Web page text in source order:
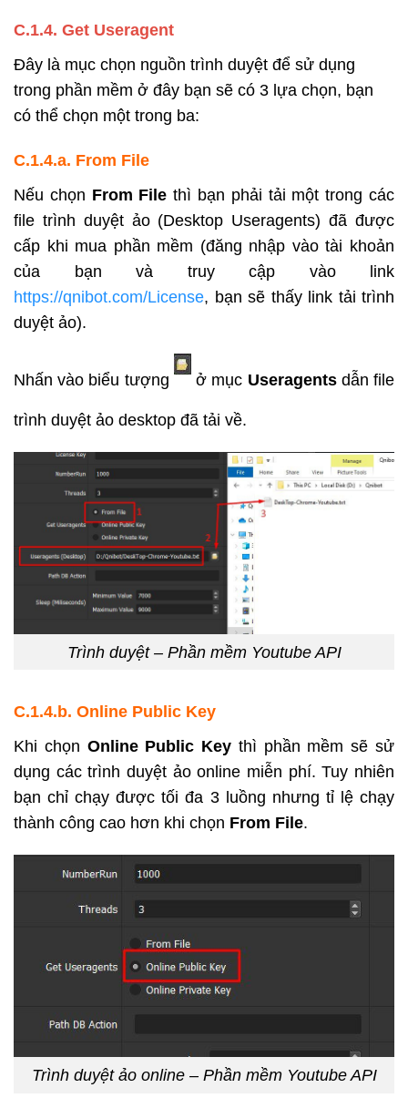
C.1.4. Get Useragent
Đây là mục chọn nguồn trình duyệt để sử dụng
trong phần mềm ở đây bạn sẽ có 3 lựa chọn, bạn
có thể chọn một trong ba:
C.1.4.a. From File
Nếu chọn From File thì bạn phải tải một trong các
file trình duyệt ảo (Desktop Useragents)đã được
cấp khi mua phần mềm (đăng nhập vào tài khoản
của bạn và truy cập vào link
https://qnibot.com/License, bạn sẽ thấy link tải trình
duyệt ảo).
Nhấn vào biểu tượng ở mục Useragents dẫn file
trình duyệt ảo desktop đã tải về.
Trình duyệt – Phần mềm Youtube API
C.1.4.b. Online Public Key
Khi chọn Online Public Key thì phần mềm sẽ sử
dụng các trình duyệt ảo online miễn phí. Tuy nhiên
bạn chỉ chạy được tối đa 3 luồng nhưng tỉ lệ chạy
thành công cao hơn khi chọn From File.
Trình duyệt ảo online – Phần mềm Youtube API